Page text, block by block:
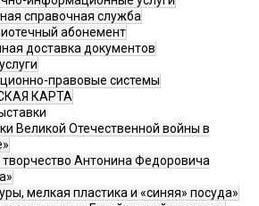
справочная служба
абонемент
доставка документов
правовые системы
КАРТА
Великой Отечественной войны в
Антонина Федоровича
мелкая пластика и «синяя» посуда»